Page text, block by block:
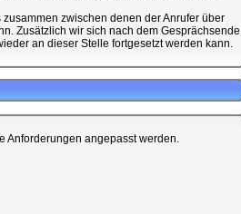
zwischen denen der Anrufer über
Zusätzlich wir sich nach dem Gesprächsende
an dieser Stelle fortgesetzt werden kann.
Anforderungen angepasst werden.